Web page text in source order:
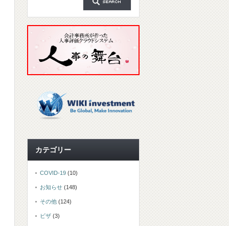
カテゴリー
COVID-19 (10)
お知らせ (148)
その他 (124)
ビザ (3)